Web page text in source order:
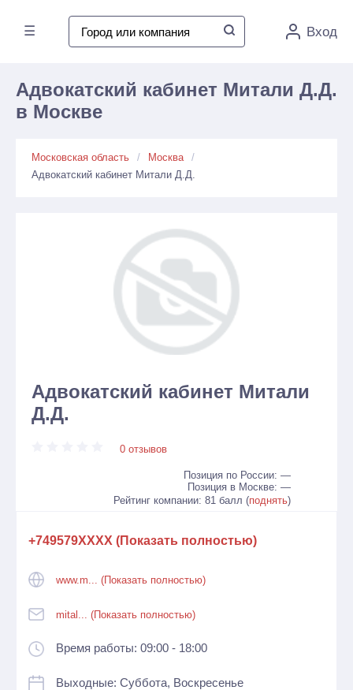
☰ Вход
Адвокатский кабинет Митали Д.Д.
в Москве
Московская область
Москва
Адвокатский кабинет Митали Д.Д.
Адвокатский кабинет Митали
Д.Д.
0 отзывов
Позиция по России: —
Позиция в Москве: —
Рейтинг компании: 81 балл (поднять)
+749579XXXX (Показать полностью)
www.m... (Показать полностью)
mital... (Показать полностью)
Время работы: 09:00 - 18:00
Выходные: Суббота, Воскресенье